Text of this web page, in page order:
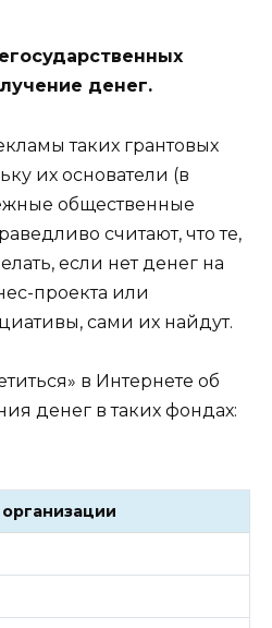
денег.
таких грантовых
их основатели (в
общественные
считают, что те,
если нет денег на
проекта или
сами их найдут.
в Интернете об
денег в таких фондах: